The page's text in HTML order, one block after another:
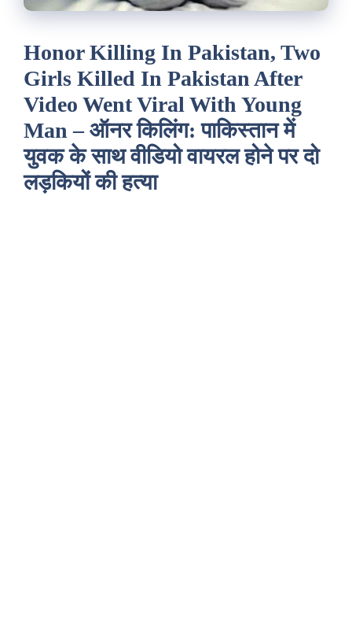
Honor Killing In Pakistan, Two
Girls Killed In Pakistan After
Video Went Viral With Young
Man – ऑनर किलिंग: पाकिस्तान में
युवक के साथ वीडियो वायरल होने पर दो
लड़कियों की हत्या